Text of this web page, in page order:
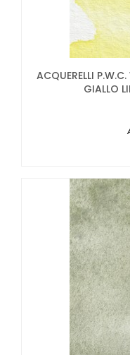
ACQUERELLI
GIALLO